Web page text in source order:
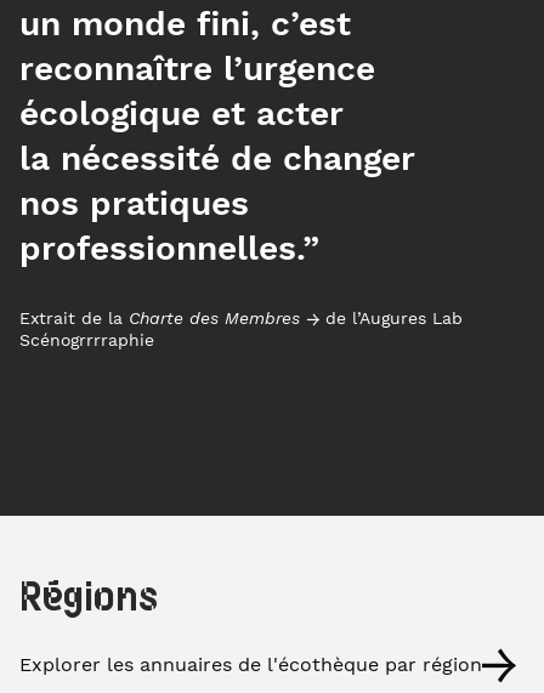
un monde fini, c’est
reconnaître l’urgence
écologique et acter
la nécessité de changer
nos pratiques
professionnelles.”
Extrait de la Charte des Membres
de l’Augures Lab
Scénogrrrraphie
Régions
Explorer les annuaires de l'écothèque par région